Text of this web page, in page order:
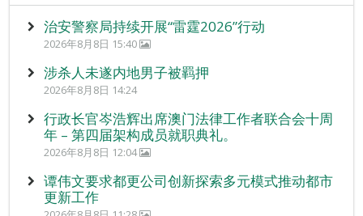
治安警察局持续开展“雷霆2026”行动
2026年8月8日 15:40
涉杀人未遂内地男子被羁押
2026年8月8日 14:24
行政长官岑浩辉出席澳门法律工作者联合会十周
年 – 第四届架构成员就职典礼。
2026年8月8日 12:04
谭伟文要求都更公司创新探索多元模式推动都市
更新工作